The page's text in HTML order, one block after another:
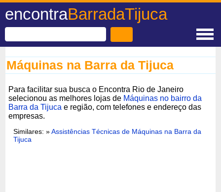
encontraBarradaTijuca
Máquinas na Barra da Tijuca
Para facilitar sua busca o Encontra Rio de Janeiro
selecionou as melhores lojas de Máquinas no bairro da
Barra da Tijuca e região, com telefones e endereço das
empresas.
Similares: »Assistências Técnicas de Máquinas na Barra da
Tijuca